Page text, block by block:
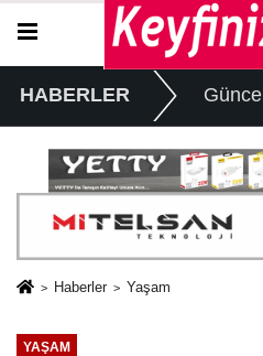
HABERLER Güncel
Haberler Yaşam
YAŞAM